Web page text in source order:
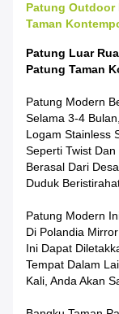
Patung Outdoor
Taman
Patung Luar
Patung Taman
Patung Modern
Selama 3-4
Logam Stainless
Seperti Twist
Berasal Dari
Duduk
Patung Modern
Di Polandia
Ini Dapat
Tempat Dalam
Kali, Anda Akan